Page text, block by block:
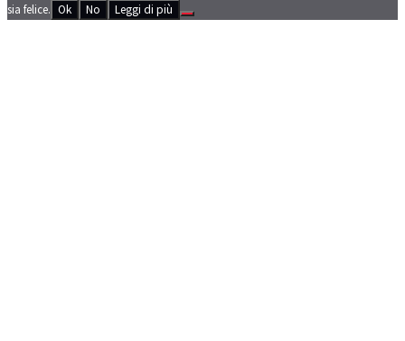
sia felice. Ok No Leggi di più